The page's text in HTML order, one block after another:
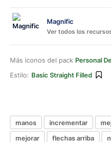
Magnific
Ver todos los
Más iconos del pack Personal
Estilo: Basic Straight Filled
manos incrementar
mejorar
flechas arriba